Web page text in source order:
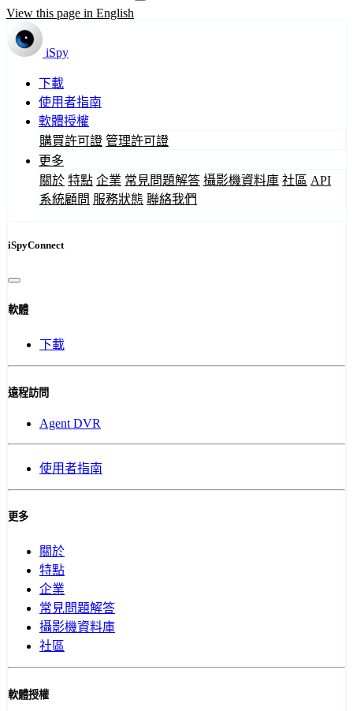
View this page in English
iSpy
下載
使用者指南
軟體授權
購買許可證 管理許可證
更多
關於 特點 企業 常見問題解答 攝影機資料庫 社區 API
系統顧問 服務狀態 聯絡我們
iSpyConnect
軟體
下載
遠程訪問
Agent DVR
使用者指南
更多
關於
特點
企業
常見問題解答
攝影機資料庫
社區
軟體授權